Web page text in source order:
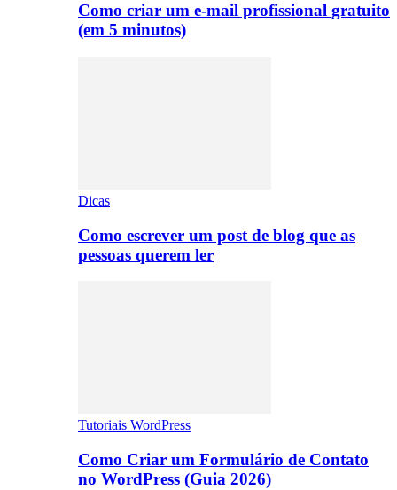
Como criar um e-mail profissional gratuito
(em 5 minutos)
Dicas
Como escrever um post de blog que as
pessoas querem ler
Tutoriais WordPress
Como Criar um Formulário de Contato
no WordPress (Guia 2026)